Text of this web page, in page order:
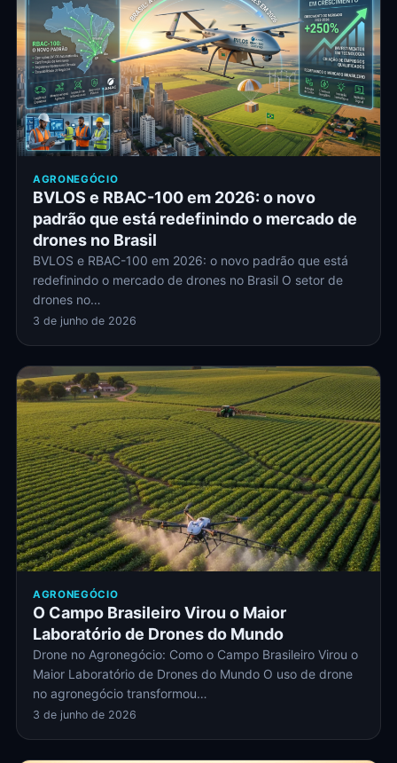
AGRONEGÓCIO
BVLOS e RBAC-100 em 2026: o novo
padrão que está redefinindo o mercado de
drones no Brasil
BVLOS e RBAC-100 em 2026: o novo padrão que está
redefinindo o mercado de drones no Brasil O setor de
drones no…
3 de junho de 2026
AGRONEGÓCIO
O Campo Brasileiro Virou o Maior
Laboratório de Drones do Mundo
Drone no Agronegócio: Como o Campo Brasileiro Virou o
Maior Laboratório de Drones do Mundo O uso de drone
no agronegócio transformou…
3 de junho de 2026